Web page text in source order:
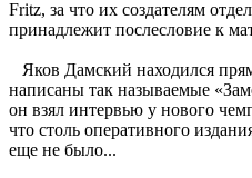
Fritz, за что их создателям
принадлежит послесловие к
Яков Дамский находился
написаны так называемые
он взял интервью у нового
что столь оперативного
еще не было...